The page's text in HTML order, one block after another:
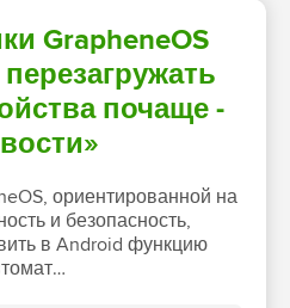
GrapheneOS
почаще -
ориентированной на
и безопасность,
в Android функцию